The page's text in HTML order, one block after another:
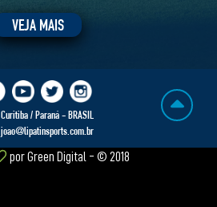
VEJA MAIS
Curitiba / Paraná - BRASIL
joao@lipatinsports.com.br
porGreen Digital - © 2018